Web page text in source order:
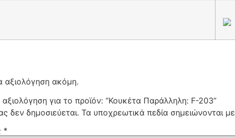
αξιολόγηση ακόμη.
για το προϊόν: “Κουκέτα Παράλληλη: F-203”
δεν δημοσιεύεται. Τα υποχρεωτικά πεδία σημειώνονται με
*